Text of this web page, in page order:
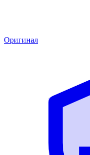
Оригинал